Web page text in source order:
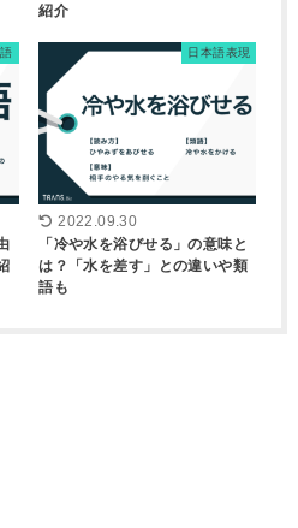
紹介
日本語表現
2022.09.30
「冷や水を浴びせる」の意味と
は？「水を差す」との違いや類
語も